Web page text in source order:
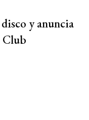
y anuncia
Club